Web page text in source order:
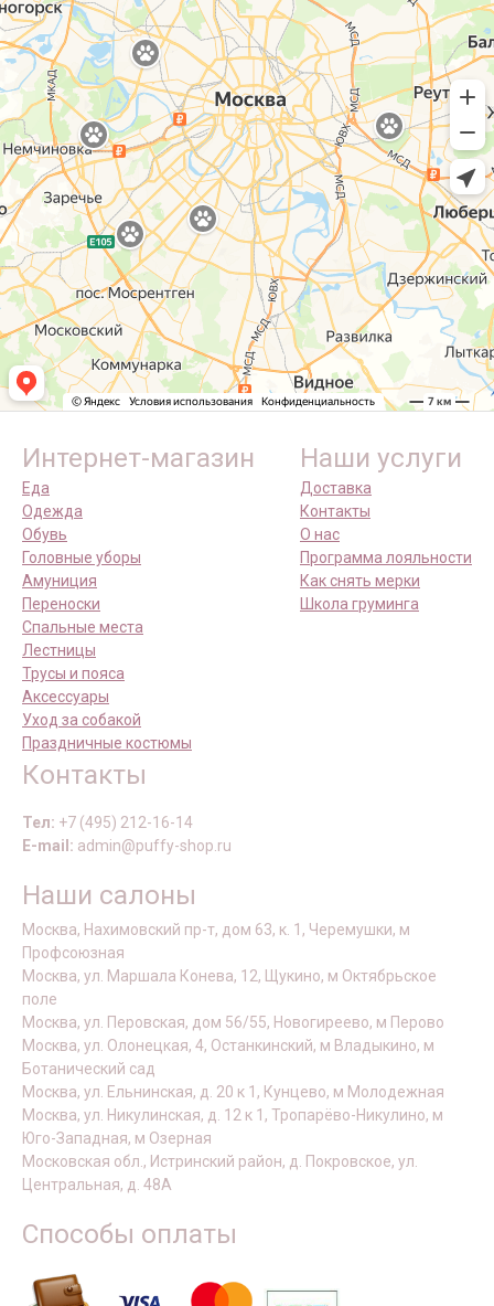
Интернет-магазин
Еда
Одежда
Обувь
Головные уборы
Амуниция
Переноски
Спальные места
Лестницы
Трусы и пояса
Аксессуары
Уход за собакой
Праздничные костюмы
Наши услуги
Доставка
Контакты
О нас
Программа лояльности
Как снять мерки
Школа груминга
Контакты
Тел: +7 (495) 212-16-14
E-mail: admin@puffy-shop.ru
Наши салоны
Москва, Нахимовский пр-т, дом 63, к. 1, Черемушки, м
Профсоюзная
Москва, ул. Маршала Конева, 12, Щукино, м Октябрьское
поле
Москва, ул. Перовская, дом 56/55, Новогиреево, м Перово
Москва, ул. Олонецкая, 4, Останкинский, м Владыкино, м
Ботанический сад
Москва, ул. Ельнинская, д. 20 к 1, Кунцево, м Молодежная
Москва, ул. Никулинская, д. 12 к 1, Тропарёво-Никулино, м
Юго-Западная, м Озерная
Московская обл., Истринский район, д. Покровское, ул.
Центральная, д. 48А
Способы оплаты